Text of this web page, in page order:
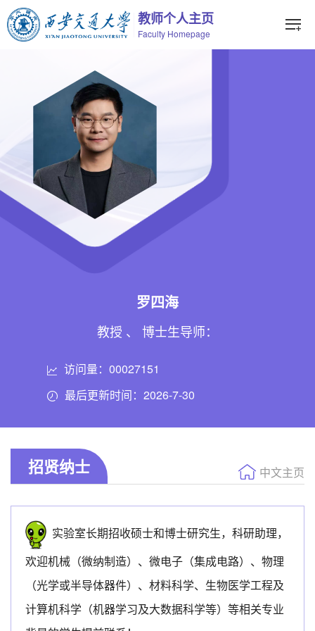
教师个人主页
Faculty Homepage
罗四海
教授 、 博士生导师：
访问量：00027151
最后更新时间：2026-7-30
招贤纳士 中文主页
实验室长期招收硕士和博士研究生，科研助理，
欢迎机械（微纳制造）、微电子（集成电路）、物理
（光学或半导体器件）、材料科学、生物医学工程及
计算机科学（机器学习及大数据科学等）等相关专业